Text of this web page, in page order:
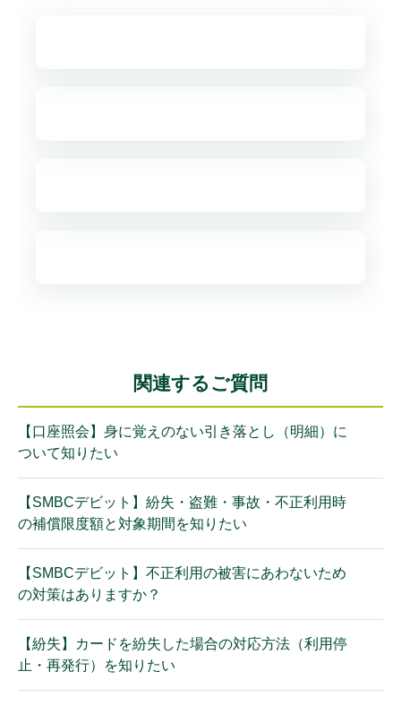
関連するご質問
【口座照会】身に覚えのない引き落とし（明細）に
ついて知りたい
【SMBCデビット】紛失・盗難・事故・不正利用時
の補償限度額と対象期間を知りたい
【SMBCデビット】不正利用の被害にあわないため
の対策はありますか？
【紛失】カードを紛失した場合の対応方法（利用停
止・再発行）を知りたい